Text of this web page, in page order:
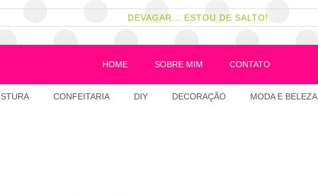
DEVAGAR... ESTOU DE SALTO!
HOME SOBRE MIM CONTATO
CONFEITARIA DIY DECORAÇÃO MODA E BELEZA